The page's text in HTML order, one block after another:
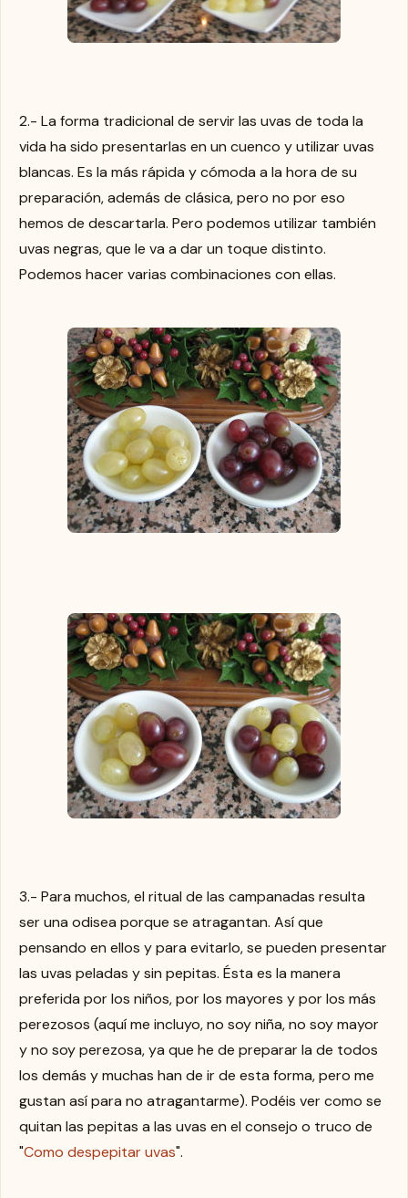
2.- La forma tradicional de servir las uvas de toda la
vida ha sido presentarlas en un cuenco y utilizar uvas
blancas. Es la más rápida y cómoda a la hora de su
preparación, además de clásica, pero no por eso
hemos de descartarla. Pero podemos utilizar también
uvas negras, que le va a dar un toque distinto.
Podemos hacer varias combinaciones con ellas.
3.- Para muchos, el ritual de las campanadas resulta
ser una odisea porque se atragantan. Así que
pensando en ellos y para evitarlo, se pueden presentar
las uvas peladas y sin pepitas. Ésta es la manera
preferida por los niños, por los mayores y por los más
perezosos (aquí me incluyo, no soy niña, no soy mayor
y no soy perezosa, ya que he de preparar la de todos
los demás y muchas han de ir de esta forma, pero me
gustan así para no atragantarme). Podéis ver como se
quitan las pepitas a las uvas en el consejo o truco de
"Como despepitar uvas".